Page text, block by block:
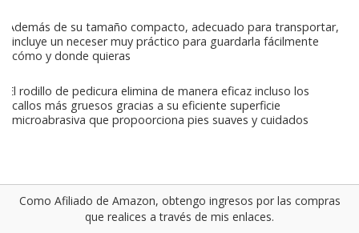
Además de su tamaño compacto, adecuado para transportar,
incluye un neceser muy práctico para guardarla fácilmente
cómo y donde quieras
El rodillo de pedicura elimina de manera eficaz incluso los
callos más gruesos gracias a su eficiente superficie
microabrasiva que propoorciona pies suaves y cuidados
Como Afiliado de Amazon, obtengo ingresos por las compras
que realices a través de mis enlaces.